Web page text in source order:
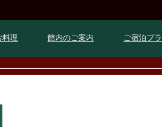
料理 館内のご案内 ご宿泊プ